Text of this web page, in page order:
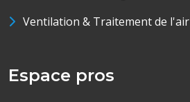
Ventilation & Traitement de l'air
Espace pros